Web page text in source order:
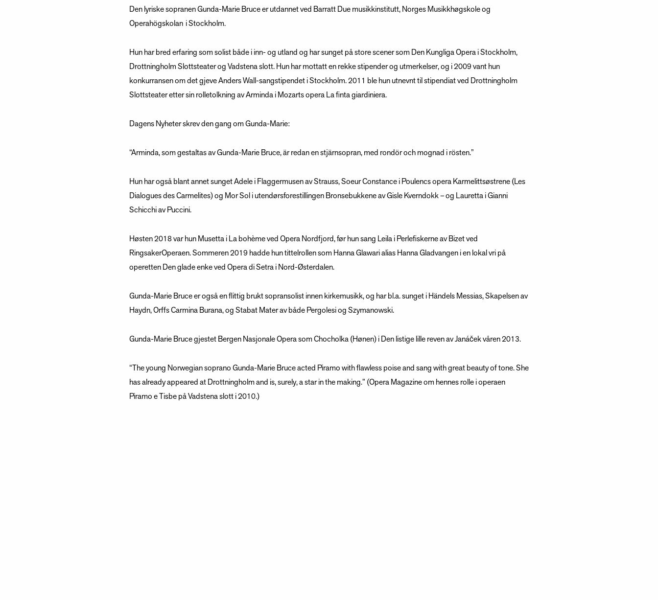
Den lyriske sopranen Gunda-Marie Bruce er utdannet ved Barratt Due musikkinstitutt, Norges Musikkhøgskole og
Operahögskolan i Stockholm.
Hun har bred erfaring som solist både i inn- og utland og har sunget på store scener som Den Kungliga Opera i Stockholm,
Drottningholm Slottsteater og Vadstena slott. Hun har mottatt en rekke stipender og utmerkelser, og i 2009 vant hun
konkurransen om det gjeve Anders Wall-sangstipendet i Stockholm. 2011 ble hun utnevnt til stipendiat ved Drottningholm
Slottsteater etter sin rolletolkning av Arminda i Mozarts opera La finta giardiniera.
Dagens Nyheter skrev den gang om Gunda-Marie:
“Arminda, som gestaltas av Gunda-Marie Bruce, är redan en stjärnsopran, med rondör och mognad i rösten.”
Hun har også blant annet sunget Adele i Flaggermusen av Strauss, Soeur Constance i Poulencs opera Karmelittsøstrene (Les
Dialogues des Carmelites) og Mor Sol i utendørsforestillingen Bronsebukkene av Gisle Kverndokk – og Lauretta i Gianni
Schicchi av Puccini.
Høsten 2018 var hun Musetta i La bohème ved Opera Nordfjord, før hun sang Leila i Perlefiskerne av Bizet ved
RingsakerOperaen. Sommeren 2019 hadde hun tittelrollen som Hanna Glawari alias Hanna Gladvangen i en lokal vri på
operetten Den glade enke ved Opera di Setra i Nord-Østerdalen.
Gunda-Marie Bruce er også en flittig brukt sopransolist innen kirkemusikk, og har bl.a. sunget i Händels Messias, Skapelsen av
Haydn, Orffs Carmina Burana, og Stabat Mater av både Pergolesi og Szymanowski.
Gunda-Marie Bruce gjestet Bergen Nasjonale Opera som Chocholka (Hønen) i Den listige lille reven av Janáček våren 2013.
“The young Norwegian soprano Gunda-Marie Bruce acted Piramo with flawless poise and sang with great beauty of tone. She
has already appeared at Drottningholm and is, surely, a star in the making.” (Opera Magazine om hennes rolle i operaen
Piramo e Tisbe på Vadstena slott i 2010.)